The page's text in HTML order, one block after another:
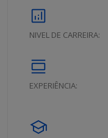
analytics
NIVEL DE CARREIRA:
calendar_view_day
EXPERIÊNCIA:
school